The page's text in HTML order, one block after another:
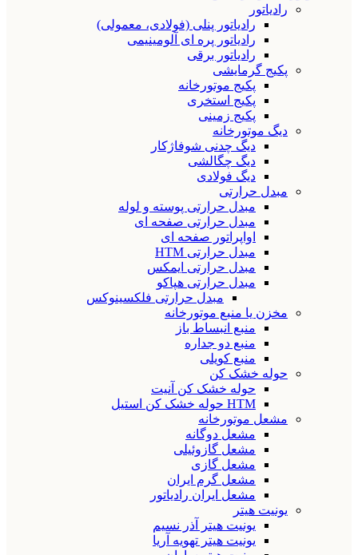
رادیاتور
رادیاتور پنلی (فولادی، معمولی)
رادیاتور پره ای آلومینیمی
رادیاتور برقی
پکیج گرمایشی
پکیج موتورخانه
پکیج استخری
پکیج زمینی
دیگ موتورخانه
دیگ چدنی شوفاژکار
دیگ چگالشی
دیگ فولادی
مبدل حرارتی
مبدل حرارتی پوسته و لوله
مبدل حرارتی صفحه ای
اواپراتور صفحه ای
مبدل حرارتی HTM
مبدل حرارتی ایمکس
مبدل حرارتی هپاکو
مبدل حرارتی فلکسینوکس
مخزن یا منبع موتورخانه
منبع انبساط باز
منبع دو جداره
منبع کویلی
حوله خشک کن
حوله خشک کن آنیت
HTM حوله خشک کن استیل
مشعل موتورخانه
مشعل دوگانه
مشعل گازوئیلی
مشعل گازی
مشعل گرم ایران
مشعل ایران رادیاتور
یونیت هیتر
یونیت هیتر آذر نسیم
یونیت هیتر تهویه آریا